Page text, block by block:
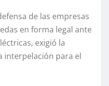
de las empresas
en forma legal ante
exigió la
interpelación para el